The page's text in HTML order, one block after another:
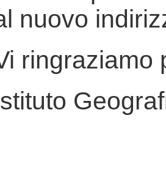
nuovo
ringraziamo